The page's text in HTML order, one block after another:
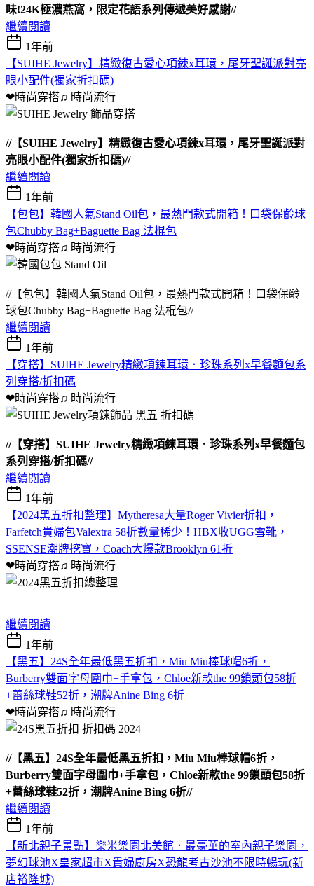
味!24K極濃燕窩，限定花語系列傳遞美好感謝//
繼續閱讀
1年前
【SUIHE Jewelry】精緻復古愛心項鍊x耳環，尾牙聖誕派對亮
眼小配件(獨家折扣碼)
❤時尚穿搭♫ 時尚流行
//【SUIHE Jewelry】精緻復古愛心項鍊x耳環，尾牙聖誕派對
亮眼小配件(獨家折扣碼)//
繼續閱讀
1年前
【包包】韓國人氣Stand Oil包，最熱門款式開箱！口袋保齡球
包Chubby Bag+Baguette Bag 法棍包
❤時尚穿搭♫ 時尚流行
//【包包】韓國人氣Stand Oil包，最熱門款式開箱！口袋保齡
球包Chubby Bag+Baguette Bag 法棍包//
繼續閱讀
1年前
【穿搭】SUIHE Jewelry精緻項鍊耳環．珍珠系列x早餐麵包系
列穿搭/折扣碼
❤時尚穿搭♫ 時尚流行
//【穿搭】SUIHE Jewelry精緻項鍊耳環．珍珠系列x早餐麵包
系列穿搭/折扣碼//
繼續閱讀
1年前
【2024黑五折扣整理】Mytheresa大量Roger Vivier折扣，
Farfetch貴婦包Valextra 58折數量稀少！HBX收UGG雪靴，
SSENSE潮牌挖寶，Coach大爆款Brooklyn 61折
❤時尚穿搭♫ 時尚流行
繼續閱讀
1年前
【黑五】24S全年最低黑五折扣，Miu Miu棒球帽6折，
Burberry雙面字母圍巾+手拿包，Chloe新款the 99鎖頭包58折
+蕾絲球鞋52折，潮牌Anine Bing 6折
❤時尚穿搭♫ 時尚流行
//【黑五】24S全年最低黑五折扣，Miu Miu棒球帽6折，
Burberry雙面字母圍巾+手拿包，Chloe新款the 99鎖頭包58折
+蕾絲球鞋52折，潮牌Anine Bing 6折//
繼續閱讀
1年前
【新北親子景點】樂米樂園北美館．最豪華的室內親子樂園，
夢幻球池X皇家超市X貴婦廚房X恐龍考古沙池不限時暢玩(新
店裕隆城)